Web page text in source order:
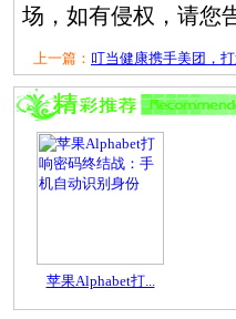
场，如有侵权，请您
上一篇： 叮当健康携手美团，
苹果Alphabet打...